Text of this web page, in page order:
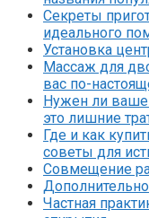
Секреты
идеального
Установка
Массаж для
вас по-
Нужен ли
это лишние
Где и как
советы для
Совмещение
Частная